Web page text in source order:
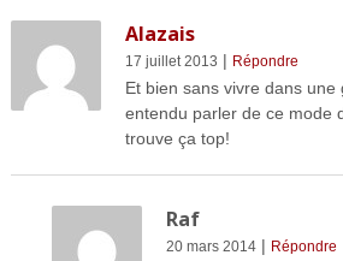
Alazais
17 juillet 2013 | Répondre
Et bien sans vivre dans une
entendu parler de ce mode
trouve ça top!
Raf
20 mars 2014| Répondre